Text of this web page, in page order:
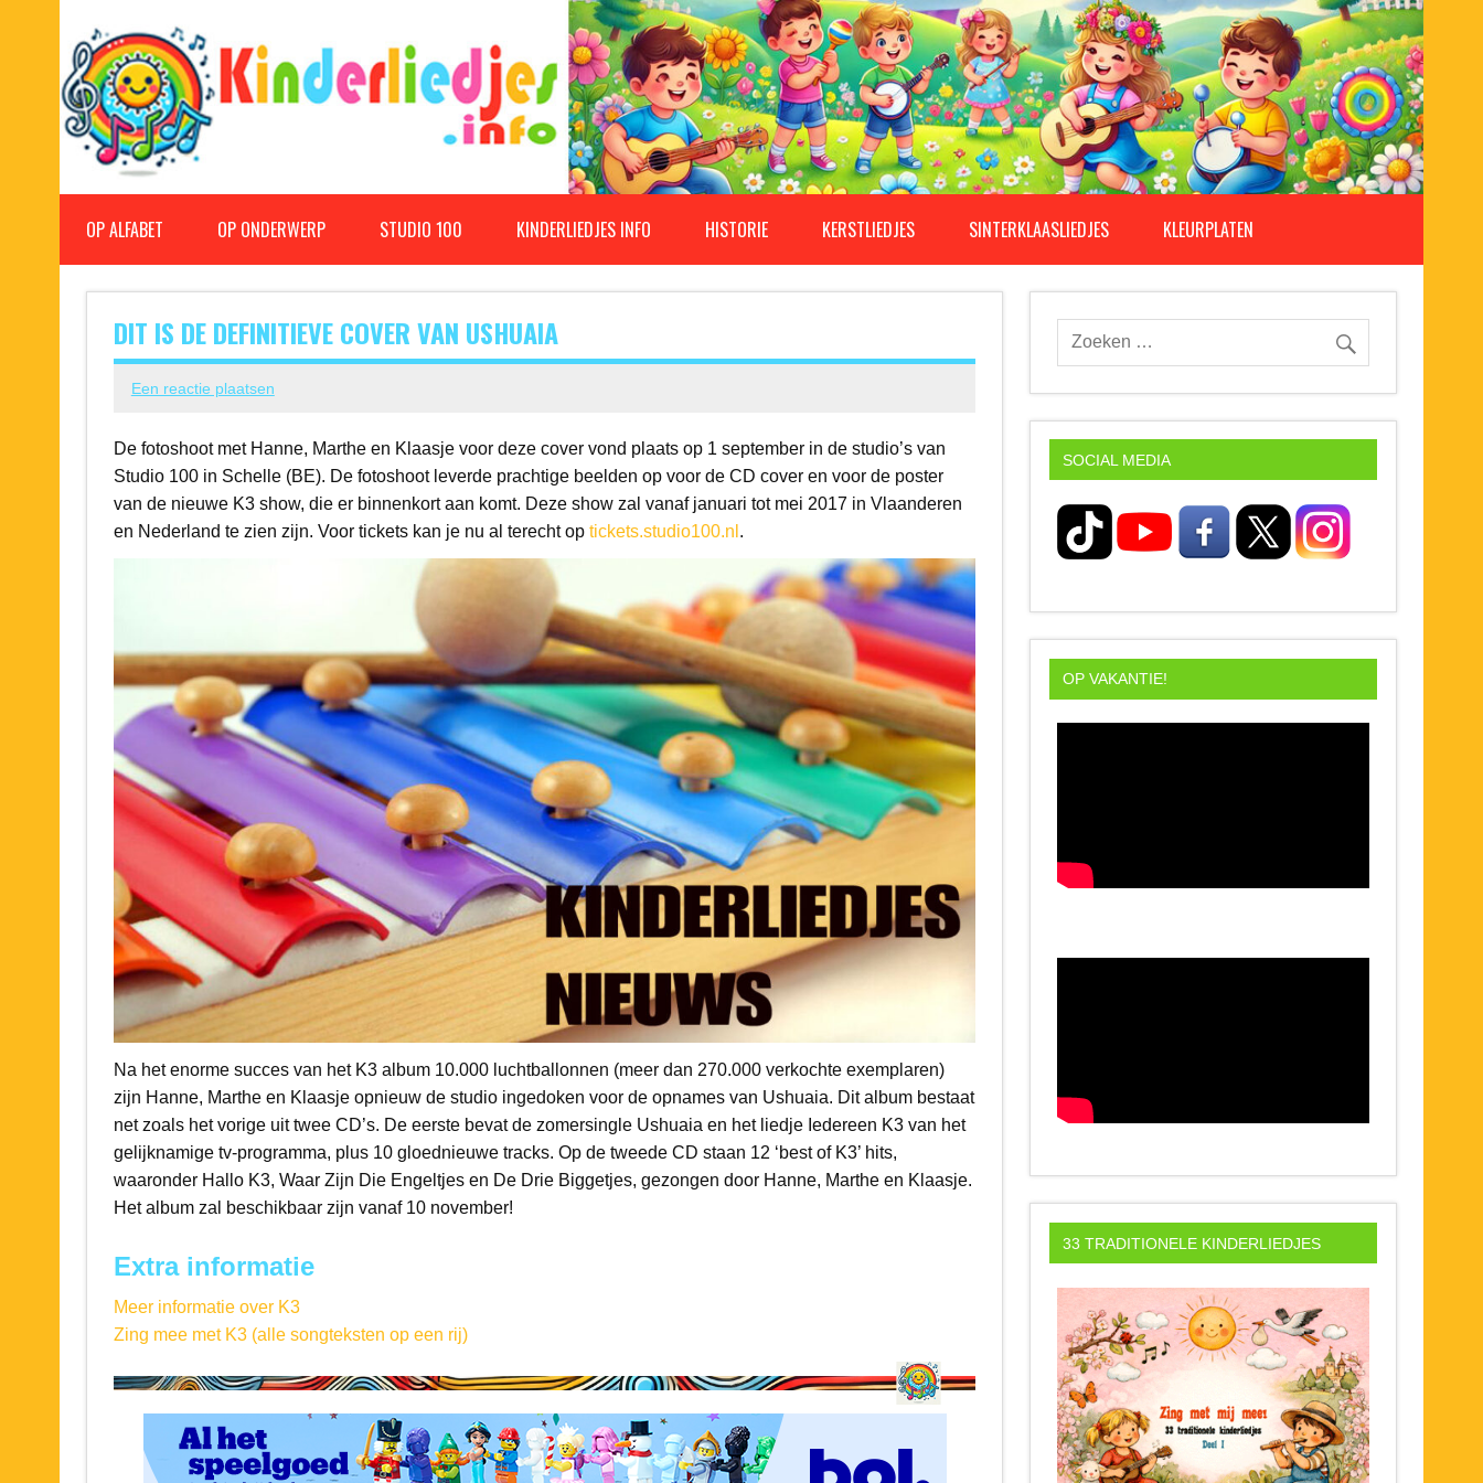
Kinderliedjes
OP ALFABET OP ONDERWERP STUDIO 100 KINDERLIEDJES INFO HISTORIE KERSTLIEDJES SINTERKLAASLIEDJES KLEURPLATEN
DIT IS DE DEFINITIEVE COVER VAN USHUAIA
Een reactie plaatsen
De fotoshoot met Hanne, Marthe en Klaasje voor deze cover vond plaats op 1 september in de studio’s van
Studio 100 in Schelle (BE). De fotoshoot leverde prachtige beelden op voor de CD cover en voor de poster
van de nieuwe K3 show, die er binnenkort aan komt. Deze show zal vanaf januari tot mei 2017 in Vlaanderen
en Nederland te zien zijn. Voor tickets kan je nu al terecht op tickets.studio100.nl .
Na het enorme succes van het K3 album 10.000 luchtballonnen (meer dan 270.000 verkochte exemplaren)
zijn Hanne, Marthe en Klaasje opnieuw de studio ingedoken voor de opnames van Ushuaia. Dit album bestaat
net zoals het vorige uit twee CD’s. De eerste bevat de zomersingle Ushuaia en het liedje Iedereen K3 van het
gelijknamige tv-programma, plus 10 gloednieuwe tracks. Op de tweede CD staan 12 ‘best of K3’ hits,
waaronder Hallo K3, Waar Zijn Die Engeltjes en De Drie Biggetjes, gezongen door Hanne, Marthe en Klaasje.
Het album zal beschikbaar zijn vanaf 10 november!
Extra informatie
Meer informatie over K3
Zing mee met K3 (alle songteksten op een rij)
SOCIAL MEDIA
OP VAKANTIE!
33 TRADITIONELE KINDERLIEDJES